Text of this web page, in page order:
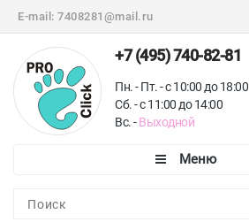
E-mail: 7408281@mail.ru
+7 (495) 740-82-81
Пн. - Пт. - с 10:00 до 18:00
Сб. - с 11:00 до 14:00
Вс. -Выходной